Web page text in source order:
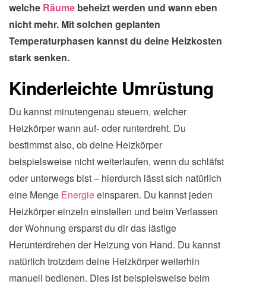
welche Räume beheizt werden und wann eben
nicht mehr. Mit solchen geplanten
Temperaturphasen kannst du deine Heizkosten
stark senken.
Kinderleichte Umrüstung
Du kannst minutengenau steuern, welcher
Heizkörper wann auf- oder runterdreht. Du
bestimmst also, ob deine Heizkörper
beispielsweise nicht weiterlaufen, wenn du schläfst
oder unterwegs bist – hierdurch lässt sich natürlich
eine Menge Energieeinsparen. Du kannst jeden
Heizkörper einzeln einstellen und beim Verlassen
der Wohnung ersparst du dir das lästige
Herunterdrehen der Heizung von Hand. Du kannst
natürlich trotzdem deine Heizkörper weiterhin
manuell bedienen. Dies ist beispielsweise beim